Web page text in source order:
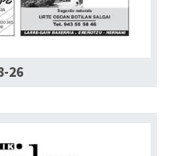
26